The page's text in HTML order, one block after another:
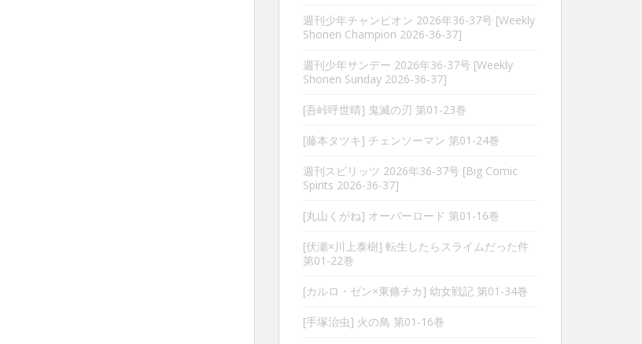
週刊少年チャンピオン 2026年36-37号 [Weekly
Shonen Champion 2026-36-37]
週刊少年サンデー 2026年36-37号 [Weekly
Shonen Sunday 2026-36-37]
[吾峠呼世晴] 鬼滅の刃 第01-23巻
[藤本タツキ] チェンソーマン 第01-24巻
週刊スピリッツ 2026年36-37号 [Big Comic
Spirits 2026-36-37]
[丸山くがね] オーバーロード 第01-16巻
[伏瀬×川上泰樹] 転生したらスライムだった件
第01-22巻
[カルロ・ゼン×東條チカ] 幼女戦記 第01-34巻
[手塚治虫] 火の鳥 第01-16巻